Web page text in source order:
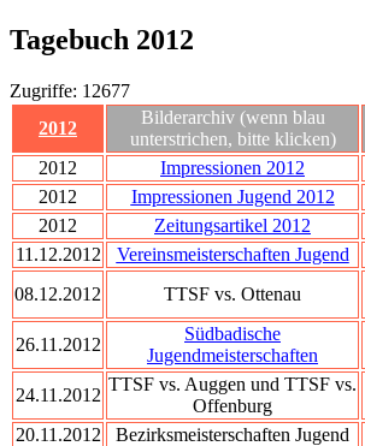
Tagebuch 2012
Zugriffe: 12677
2012
Bilderarchiv (wenn blau
unterstrichen, bitte klicken)
2012
Impressionen 2012
2012
Impressionen Jugend 2012
2012
Zeitungsartikel 2012
11.12.2012
Vereinsmeisterschaften Jugend
08.12.2012
TTSF vs. Ottenau
26.11.2012
Südbadische
Jugendmeisterschaften
24.11.2012
TTSF vs. Auggen und TTSF vs.
Offenburg
20.11.2012
Bezirksmeisterschaften Jugend